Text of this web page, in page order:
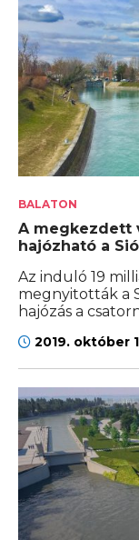
BALATON
A megkezdett
hajózható a
Az induló 19
megnyitották a
hajózás a
2019. október